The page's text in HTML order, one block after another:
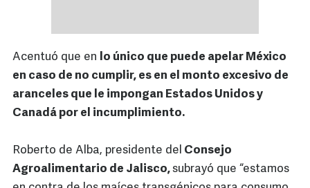
Acentuó que en
lo único que puede apelar México
en caso de no cumplir, es en el monto excesivo de
aranceles que le impongan Estados Unidos y
Canadá por el incumplimiento.
Roberto de Alba, presidente del Consejo
Agroalimentario de Jalisco,subrayó que “estamos